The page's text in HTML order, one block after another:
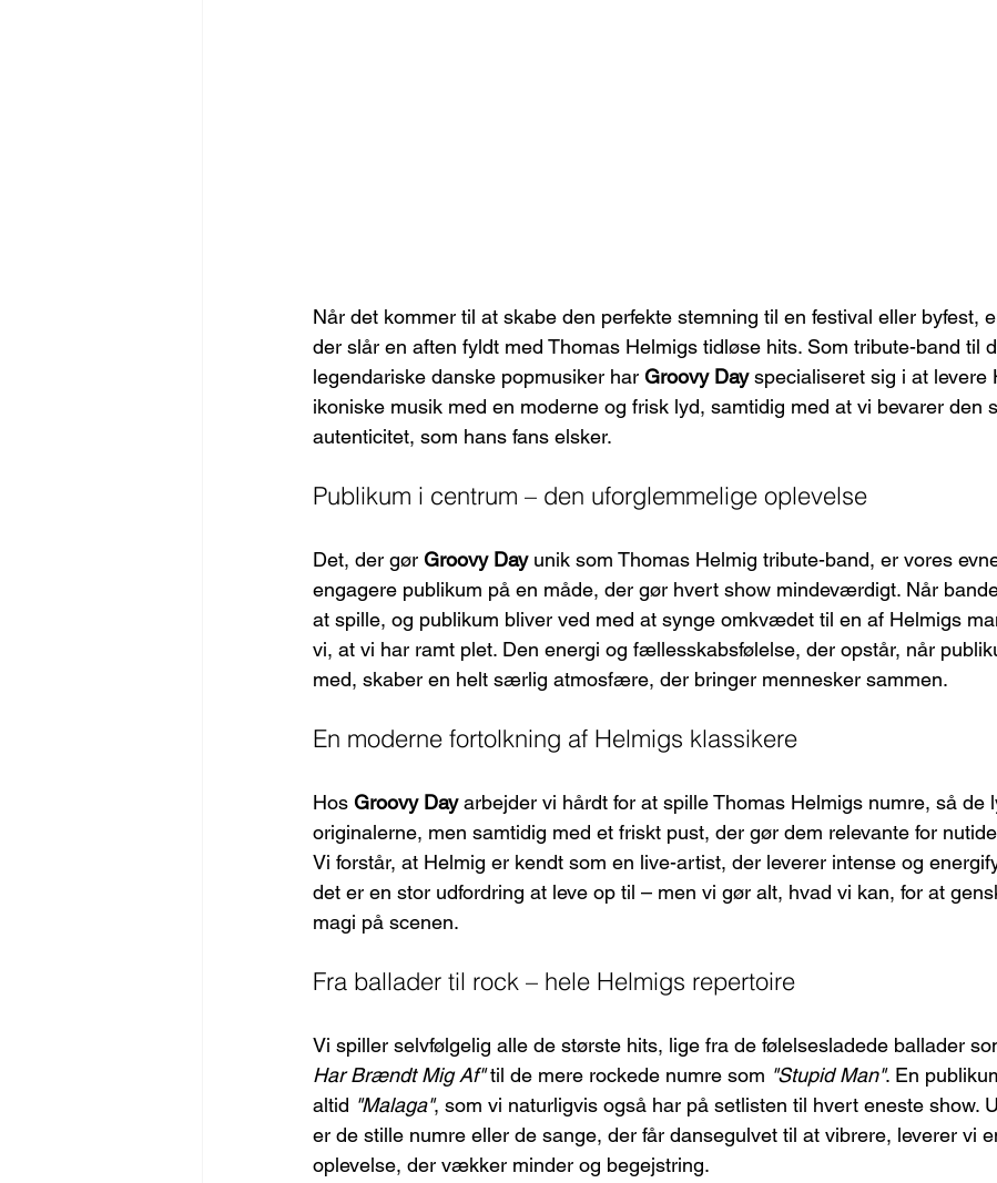
Når det kommer til at skabe den perfekte stemning til en festival eller byfest,
der slår en aften fyldt med Thomas Helmigs tidløse hits. Som tribute-band til
legendariske danske popmusiker har Groovy Day specialiseret sig i at levere
ikoniske musik med en moderne og frisk lyd, samtidig med at vi bevarer den
autenticitet, som hans fans elsker.
Publikum i centrum – den uforglemmelige oplevelse
Det, der gør Groovy Day unik som Thomas Helmig tribute-band, er vores
engagere publikum på en måde, der gør hvert show mindeværdigt. Når
at spille, og publikum bliver ved med at synge omkvædet til en af Helmigs
vi, at vi har ramt plet. Den energi og fællesskabsfølelse, der opstår, når
med, skaber en helt særlig atmosfære, der bringer mennesker sammen.
En moderne fortolkning af Helmigs klassikere
Hos Groovy Day arbejder vi hårdt for at spille Thomas Helmigs numre, så de
originalerne, men samtidig med et friskt pust, der gør dem relevante for
Vi forstår, at Helmig er kendt som en live-artist, der leverer intense og
det er en stor udfordring at leve op til – men vi gør alt, hvad vi kan, for at
magi på scenen.
Fra ballader til rock – hele Helmigs repertoire
Vi spiller selvfølgelig alle de største hits, lige fra de følelsesladede ballader
Har Brændt Mig Af" til de mere rockede numre som "Stupid Man". En
altid "Malaga", som vi naturligvis også har på setlisten til hvert eneste show.
er de stille numre eller de sange, der får dansegulvet til at vibrere, leverer vi
oplevelse, der vækker minder og begejstring.